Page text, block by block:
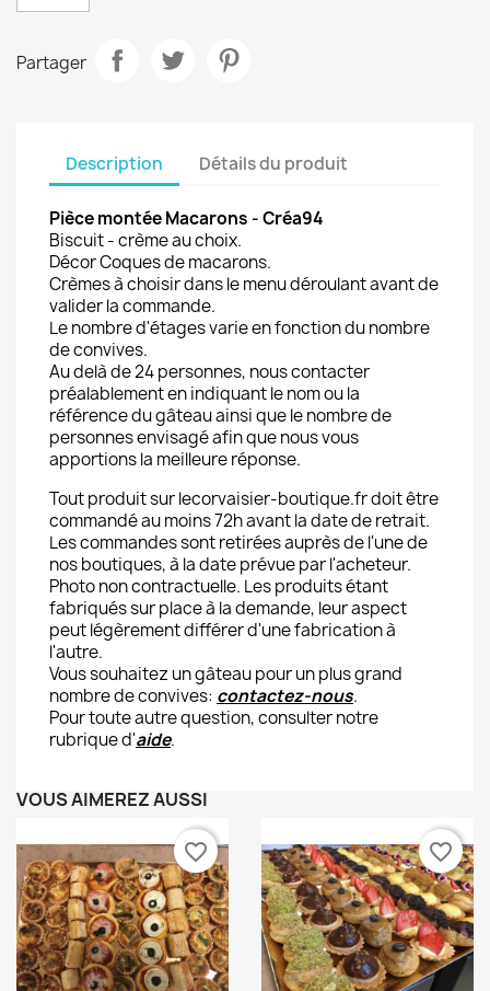
Partager
Description Détails du produit
Pièce montée Macarons - Créa94
Biscuit - crème au choix.
Décor Coques de macarons.
Crèmes à choisir dans le menu déroulant avant de
valider la commande.
Le nombre d'étages varie en fonction du nombre
de convives.
Au delà de 24 personnes, nous contacter
préalablement en indiquant le nom ou la
référence du gâteau ainsi que le nombre de
personnes envisagé afin que nous vous
apportions la meilleure réponse.
Tout produit sur lecorvaisier-boutique.fr doit être
commandé au moins 72h avant la date de retrait.
Les commandes sont retirées auprès de l'une de
nos boutiques, à la date prévue par l'acheteur.
Photo non contractuelle. Les produits étant
fabriqués sur place à la demande, leur aspect
peut légèrement différer d'une fabrication à
l'autre.
Vous souhaitez un gâteau pour un plus grand
nombre de convives: contactez-nous.
Pour toute autre question, consulter notre
rubrique d'aide.
VOUS AIMEREZ AUSSI
favorite_border favorite_border